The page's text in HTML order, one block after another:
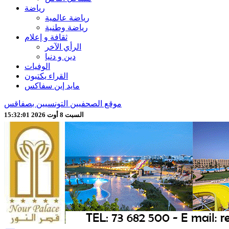
رياضة
رياضة عالمية
رياضة وطنية
ثقافة و إعلام
الرأي الآخر
دين و دنيا
الوفيات
القراء يكتبون
مايد إين سفاكس
موقع الصحفيين التونسيين بصفاقس
السبت 8 أوت 2026 15:32:03